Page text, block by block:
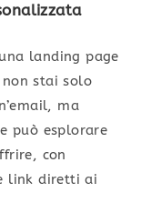
landing page
non stai solo
ma
può esplorare
con
link diretti ai